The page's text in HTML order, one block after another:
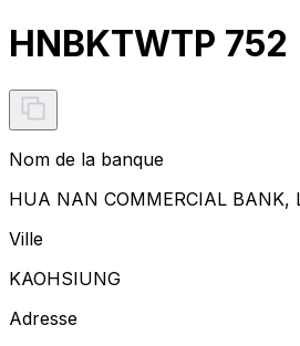
HNBKTWTP 752
Nom de la banque
HUA NAN COMMERCIAL BANK,
Ville
KAOHSIUNG
Adresse